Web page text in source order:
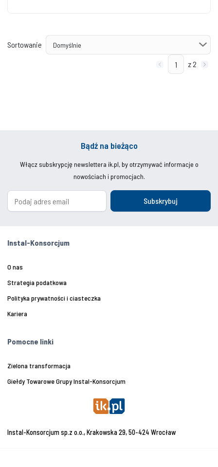
Sortowanie
z 2
Bądź na bieżąco
Włącz subskrypcję newslettera ik.pl, by otrzymywać informacje o
nowościach i promocjach.
Subskrybuj
Instal-Konsorcjum
O nas
Strategia podatkowa
Polityka prywatności i ciasteczka
Kariera
Pomocne linki
Zielona transformacja
Giełdy Towarowe Grupy Instal-Konsorcjum
Instal-Konsorcjum sp.z o.o., Krakowska 29, 50-424 Wrocław